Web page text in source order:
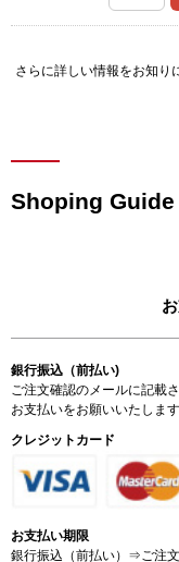
さらに詳しい情報をお知り
Shoping Guide
銀行振込（前払い)
ご注文確認のメールに記載
お支払いをお願いいたします
クレジットカード
お支払い期限
銀行振込（前払い）⇒ご注